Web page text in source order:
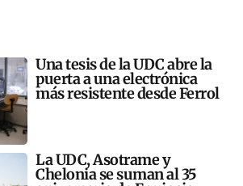
Una tesis de la UDC abre la
puerta a una electrónica
más resistente desde Ferrol
La UDC, Asotrame y
Chelonia se suman al 35